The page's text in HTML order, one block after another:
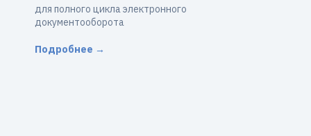
для полного цикла электронного
документооборота
Подробнее →